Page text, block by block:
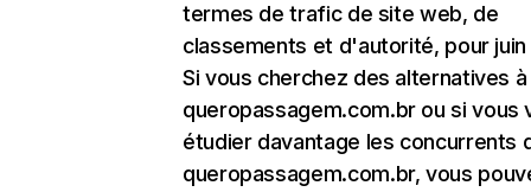
termes de trafic de site web, de
classements et d'autorité, pour
Si vous cherchez des alternatives à
queropassagem.com.br ou si vous
étudier davantage les concurrents
queropassagem.com.br, vous